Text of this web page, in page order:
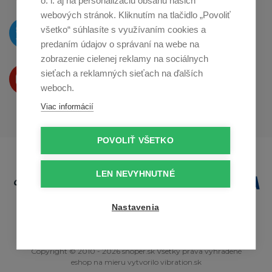
O novinkách píšeme
na Twitteri
Produkty Vám predstavujeme
naYoutube
Copyright © 2010 - 2026 snoper.sk Všetky práva vyhradené
eshop na mieru vytvorilo vibration.sk
webových stránok. Kliknutím na tlačidlo „Povoliť
všetko“ súhlasíte s využívaním cookies a
predaním údajov o správaní na webe na
zobrazenie cielenej reklamy na sociálnych
sieťach a reklamných sieťach na ďalších
weboch.
Viac informácií
POVOLIŤ VŠETKO
LEN NEVYHNUTNÉ
Nastavenia